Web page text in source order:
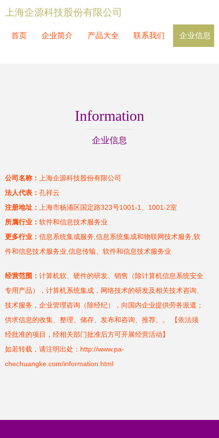
上海企源科技股份有限公司
首页 企业简介 产品大全 联系我们 企业信息
Information
企业信息
公司名称：
上海企源科技股份有限公司
法人代表： 孔祥云
注册地址：
上海市杨浦区国定路323号1001-1、1001-2室
所属行业： 软件和信息技术服务业
更多行业： 信息系统集成服务,信息系统集成和物联网技术服务,软
件和信息技术服务业,信息传输、软件和信息技术服务业
经营范围： 计算机软、硬件的研发、销售（除计算机信息系统安全
专用产品），计算机系统集成，网络技术的研发及相关技术咨询、
技术服务，企业管理咨询（除经纪），向国内企业提供劳务派遣；
供求信息的收集、整理、储存、发布和咨询、推荐、。 【依法须
经批准的项目，经相关部门批准后方可开展经营活动】
如若转载，请注明出处：http://www.pa-
chechuangke.com/information.html